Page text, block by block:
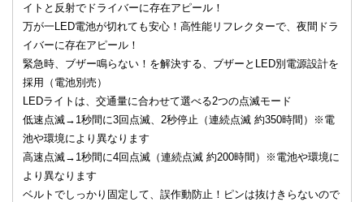
イトと反射でドライバーに存在アピール！
万が一LED電池が切れても安心！高性能リフレクターで、夜間ドラ
イバーに存在アピール！
緊急時、ブザー鳴らない！を解決する、ブザーとLED別電源設計を
採用（電池別売）
LEDライトは、交通量に合わせて選べる2つの点滅モード
低速点滅→1秒間に3回点滅、2秒停止（連続点滅 約350時間）※電
池や環境により異なります
高速点滅→1秒間に4回点滅（連続点滅 約200時間）※電池や環境に
より異なります
ベルトでしっかり固定して、誤作動防止！ピンは抜けきらないので